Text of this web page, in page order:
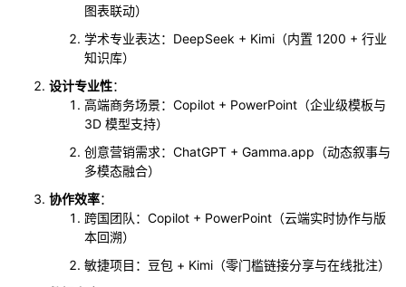
图表联动）
学术专业表达：DeepSeek + Kimi（内置 1200 + 行业
知识库）
设计专业性：
高端商务场景：Copilot + PowerPoint（企业级模板与
3D 模型支持）
创意营销需求：ChatGPT + Gamma.app（动态叙事与
多模态融合）
协作效率：
跨国团队：Copilot + PowerPoint（云端实时协作与版
本回溯）
敏捷项目：豆包 + Kimi（零门槛链接分享与在线批注）